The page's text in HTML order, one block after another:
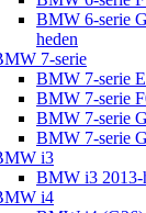
BMW 6-serie
heden
7-serie
BMW 7-serie
BMW 7-serie
BMW 7-serie
BMW 7-serie
i3
BMW i3 2013-
i4